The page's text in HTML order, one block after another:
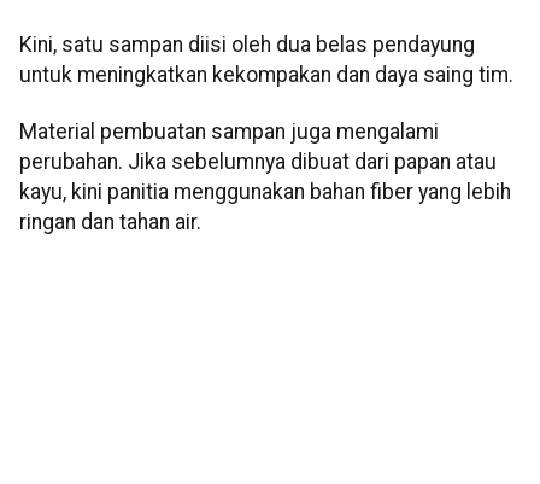
Kini, satu sampan diisi oleh dua belas pendayung
untuk meningkatkan kekompakan dan daya saing tim.
Material pembuatan sampan juga mengalami
perubahan. Jika sebelumnya dibuat dari papan atau
kayu, kini panitia menggunakan bahan fiber yang lebih
ringan dan tahan air.